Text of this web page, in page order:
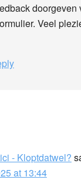
doorgeven
Veel
- Kloptdatwel?
at 13:44